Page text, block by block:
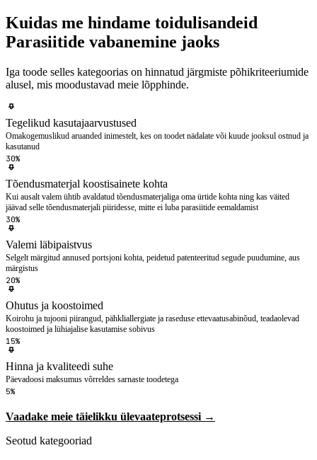
Kuidas me hindame toidulisandeid
Parasiitide vabanemine jaoks
Iga toode selles kategoorias on hinnatud järgmiste põhikriteeriumide
alusel, mis moodustavad meie lõpphinde.
Tegelikud kasutajaarvustused
Omakogemuslikud aruanded inimestelt, kes on toodet nädalate või kuude jooksul ostnud ja
kasutanud
30%
Tõendusmaterjal koostisainete kohta
Kui ausalt valem ühtib avaldatud tõendusmaterjaliga oma ürtide kohta ning kas väited
jäävad selle tõendusmaterjali piiridesse, mitte ei luba parasiitide eemaldamist
30%
Valemi läbipaistvus
Selgelt märgitud annused portsjoni kohta, peidetud patenteeritud segude puudumine, aus
märgistus
20%
Ohutus ja koostoimed
Koirohu ja tujooni piirangud, pähkliallergiate ja raseduse ettevaatusabinõud, teadaolevad
koostoimed ja lühiajalise kasutamise sobivus
15%
Hinna ja kvaliteedi suhe
Päevadoosi maksumus võrreldes sarnaste toodetega
5%
Vaadake meie täielikku ülevaateprotsessi →
Seotud kategooriad